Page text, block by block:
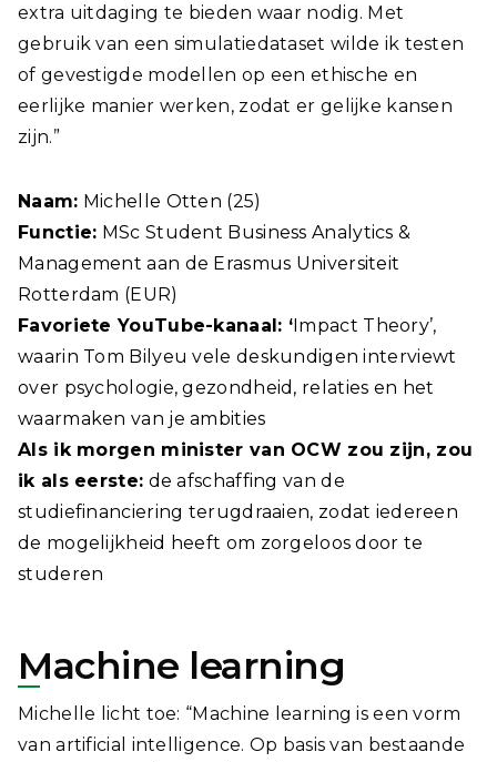
extra uitdaging te bieden waar nodig. Met
gebruik van een simulatiedataset wilde ik testen
of gevestigde modellen op een ethische en
eerlijke manier werken, zodat er gelijke kansen
zijn.”
Naam: Michelle Otten (25)
Functie: MSc Student Business Analytics &
Management aan de Erasmus Universiteit
Rotterdam (EUR)
Favoriete YouTube-kanaal: ‘Impact Theory’,
waarin Tom Bilyeu vele deskundigen interviewt
over psychologie, gezondheid, relaties en het
waarmaken van je ambities
Als ik morgen minister van OCW zou zijn, zou
ik als eerste: de afschaffing van de
studiefinanciering terugdraaien, zodat iedereen
de mogelijkheid heeft om zorgeloos door te
studeren
Machine learning
Michelle licht toe: “Machine learning is een vorm
van artificial intelligence. Op basis van bestaande